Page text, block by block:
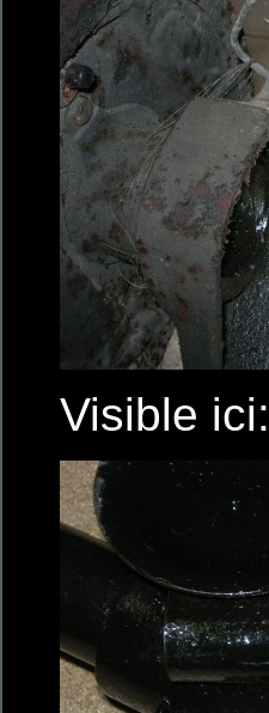
Visible ici: